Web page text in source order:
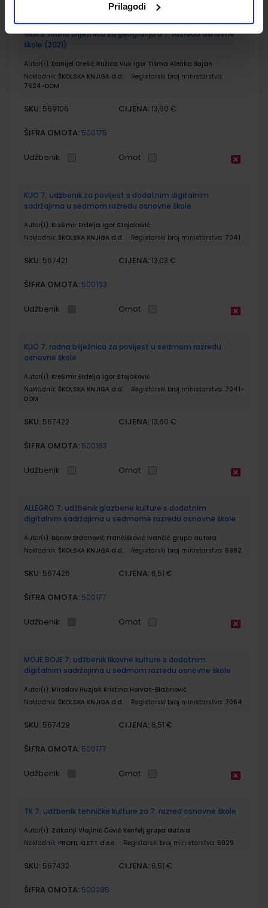
Prilagodi
GEA 3; radna bilježnica za geografiju u 7. razredu osnovne
škole (2021)
Autor(i): Danijel Orešić Ružica Vuk Igor Tišma Alenka Bujan
Nakladnik: ŠKOLSKA KNJIGA d.d.
Registarski broj ministarstva:
7624-DOM
SKU: 569106 CIJENA: 13,60 €
ŠIFRA OMOTA: 500175
Udžbenik Omot
KLIO 7; udžbenik za povijest s dodatnim digitalnim
sadržajima u sedmom razredu osnovne škole
Autor(i): Krešimir Erdelja Igor Stojaković
Nakladnik: ŠKOLSKA KNJIGA d.d. Registarski broj ministarstva: 7041
SKU: 567421 CIJENA: 13,03 €
ŠIFRA OMOTA: 500163
Udžbenik Omot
KLIO 7; radna bilježnica za povijest u sedmom razredu
osnovne škole
Autor(i): Krešimir Erdelja Igor Stojaković
Nakladnik: ŠKOLSKA KNJIGA d.d. Registarski broj ministarstva: 7041-
DOM
SKU: 567422 CIJENA: 13,60 €
ŠIFRA OMOTA: 500163
Udžbenik Omot
ALLEGRO 7; udžbenik glazbene kulture s dodatnim
digitalnim sadržajima u sedmome razredu osnovne škole
Autor(i): Banov Brđanović Frančišković Ivančić grupa autora
Nakladnik: ŠKOLSKA KNJIGA d.d. Registarski broj ministarstva: 6982
SKU: 567426 CIJENA: 6,51 €
ŠIFRA OMOTA: 500177
Udžbenik Omot
MOJE BOJE 7; udžbenik likovne kulture s dodatnim
digitalnim sadržajima u sedmom razredu osnovne škole
Autor(i): Miroslav Huzjak Kristina Horvat-Blažinović
Nakladnik: ŠKOLSKA KNJIGA d.d. Registarski broj ministarstva: 7064
SKU: 567429 CIJENA: 6,51 €
ŠIFRA OMOTA: 500177
Udžbenik Omot
TK 7; udžbenik tehničke kulture za 7. razred osnovne škole
Autor(i): Zakanji Vlajinić Čović Kenfelj grupa autora
Nakladnik: PROFIL KLETT d.o.o. Registarski broj ministarstva: 6929
SKU: 567432 CIJENA: 6,51 €
ŠIFRA OMOTA: 500285